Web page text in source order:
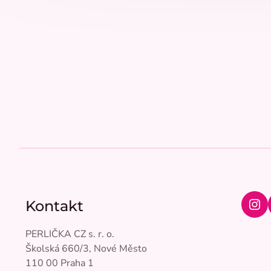
Kontakt
PERLIČKA CZ s. r. o.
Školská 660/3, Nové Město
110 00 Praha 1